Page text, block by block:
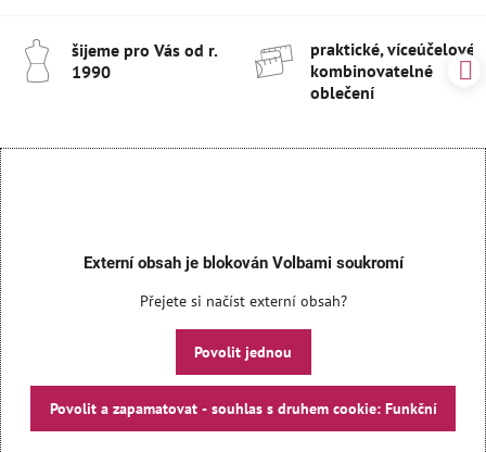
šijeme pro Vás od r​.
1990
praktické, víceúčelové
kombinovatelné
oblečení
Externí obsah je blokován Volbami soukromí
Přejete si načíst externí obsah?
Povolit jednou
Povolit a zapamatovat - souhlas s druhem cookie: Funkční